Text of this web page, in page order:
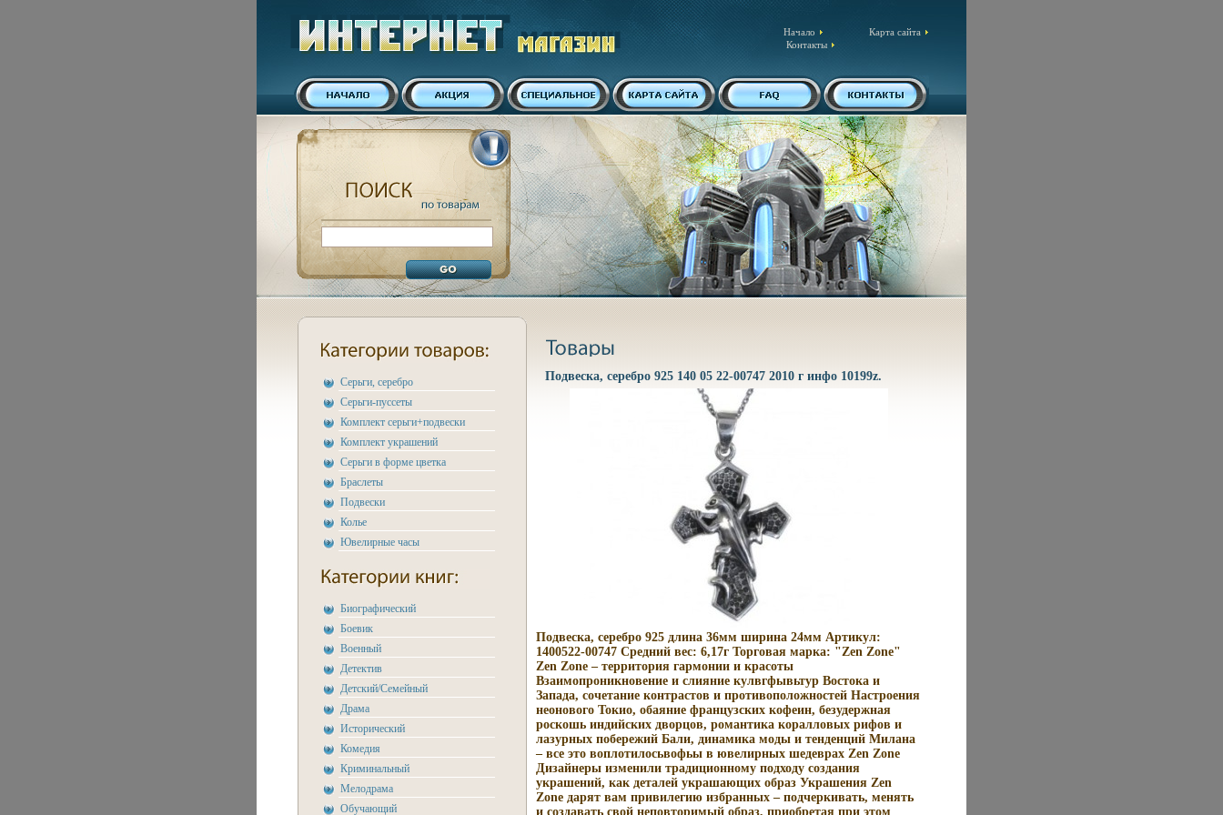
Начало
Карта сайта
Контакты
Серьги, серебро
Серьги-пуссеты
Комплект серьги+подвески
Комплект украшений
Серьги в форме цветка
Браслеты
Подвески
Колье
Ювелирные часы
Биографический
Боевик
Военный
Детектив
Детский/Семейный
Драма
Исторический
Комедия
Криминальный
Мелодрама
Обучающий
Подвеска, серебро 925 140 05 22-00747 2010 г инфо 10199z.
Подвеска, серебро 925 длина 36мм ширина 24мм Артикул:
1400522-00747 Средний вес: 6,17г Торговая марка: "Zen Zone"
Zen Zone – территория гармонии и красоты
Взаимопроникновение и слияние кулвгфывьтур Востока и
Запада, сочетание контрастов и противоположностей Настроения
неонового Токио, обаяние французских кофеин, безудержная
роскошь индийских дворцов, романтика коралловых рифов и
лазурных побережий Бали, динамика моды и тенденций Милана
– все это воплотилосьвофьы в ювелирных шедеврах Zen Zone
Дизайнеры изменили традиционному подходу создания
украшений, как деталей украшающих образ Украшения Zen
Zone дарят вам привилегию избранных – подчеркивать, менять
и создавать свой неповторимый образ, приобретая при этом